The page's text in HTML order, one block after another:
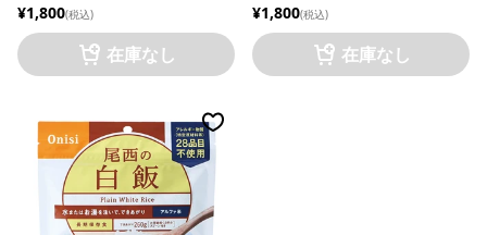
¥1,800(税込)
在庫なし
¥1,800(税込)
在庫なし